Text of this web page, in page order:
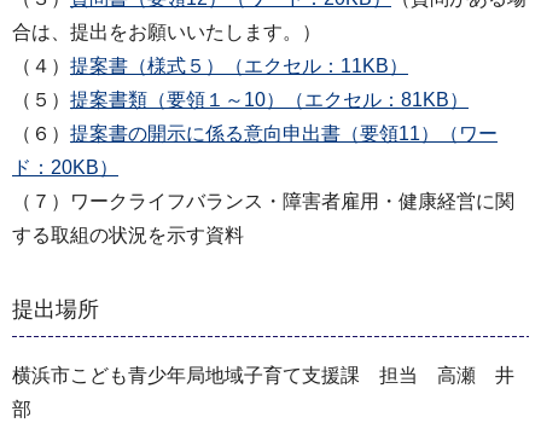
合は、提出をお願いいたします。）
（４） 提案書（様式５）（エクセル：11KB）
（５） 提案書類（要領１～10）（エクセル：81KB）
（６） 提案書の開示に係る意向申出書（要領11）（ワー
ド：20KB）
（７）ワークライフバランス・障害者雇用・健康経営に関
する取組の状況を示す資料
提出場所
横浜市こども青少年局地域子育て支援課 担当 高瀬 井
部